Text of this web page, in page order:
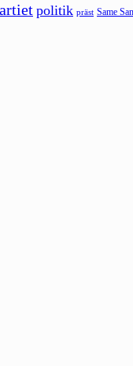
politik präst Same